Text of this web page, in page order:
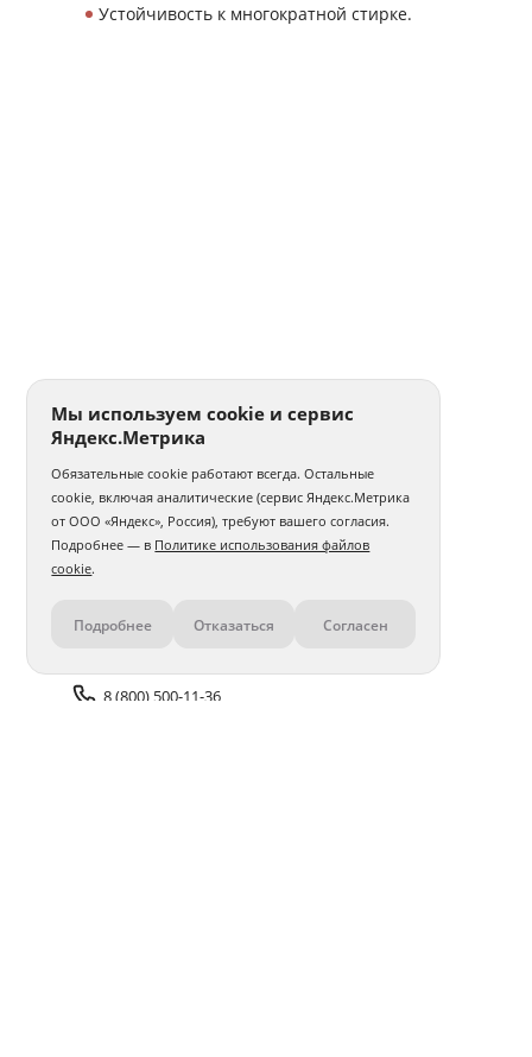
Устойчивость к многократной стирке.
Контакты
8 (800) 500-11-36
Мы используем cookie и сервис
Яндекс.Метрика
Обязательные cookie работают всегда. Остальные
cookie, включая аналитические (сервис Яндекс.Метрика
от ООО «Яндекс», Россия), требуют вашего согласия.
Подробнее — в Политике использования файлов
cookie.
Подробнее Отказаться Согласен